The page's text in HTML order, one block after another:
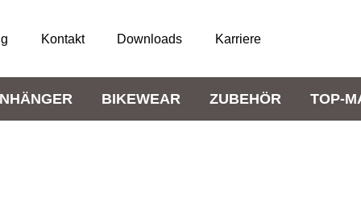
Kontakt Downloads Karriere
BIKEWEAR ZUBEHÖR TOP-